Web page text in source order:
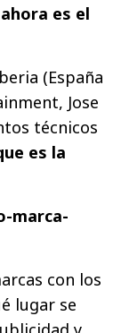
es el
(España
Jose
técnicos
es la
marca-
con los
lugar se